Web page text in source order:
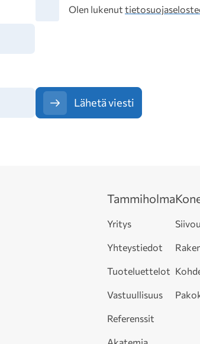
TietosuojaOlen lukenut
Lähetä viesti
Tammiholma
Yritys
Yhteystiedot
Tuoteluettelot
Vastuullisuus
Referenssit